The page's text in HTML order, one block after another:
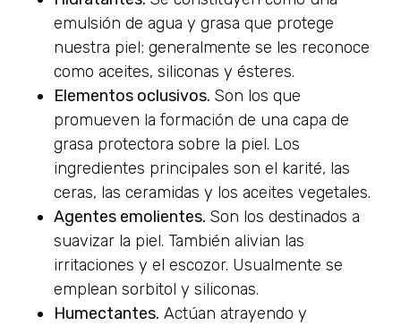
emulsión de agua y grasa que protege
nuestra piel; generalmente se les reconoce
como aceites, siliconas y ésteres.
Elementos oclusivos. Son los que
promueven la formación de una capa de
grasa protectora sobre la piel. Los
ingredientes principales son el karité, las
ceras, las ceramidas y los aceites vegetales.
Agentes emolientes. Son los destinados a
suavizar la piel. También alivian las
irritaciones y el escozor. Usualmente se
emplean sorbitol y siliconas.
Humectantes. Actúan atrayendo y